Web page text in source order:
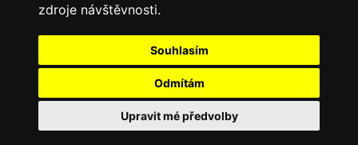
zdroje návštěvnosti.
Souhlasím
Odmítám
Upravit mé předvolby